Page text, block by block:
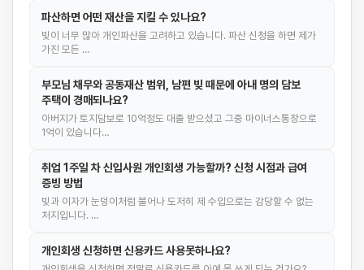
파산하면 어떤 재산을 지킬 수 있나요?
빚이 너무 많아 개인파산을 고려하고 있습니다. 파산 신청을 하면 제가
가진 모든 …
부모님 채무와 공동재산 범위, 남편 빚 때문에 아내 명의 담보
주택이 경매되나요?
아버지가 토지담보로 10억정도 대출 받으셨고 그중 마이너스통장으로
1억이 있습니다…
취업 1주일 차 신입사원 개인회생 가능할까? 신청 시점과 급여
증빙 방법
빚과 이자가 눈덩이처럼 불어나 도저히 제 수입으로는 감당할 수 없는
처지입니다. …
개인회생 신청하면 신용카드 사용못하나요?